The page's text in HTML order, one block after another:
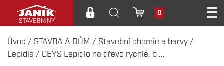
0
Úvod / STAVBA A DŮM / Stavební chemie a barvy /
Lepidla / CEYS Lepidlo na dřevo rychlé, b ...